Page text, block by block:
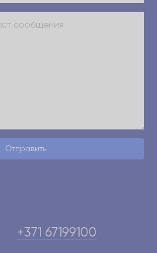
Отправить
+371 67199100